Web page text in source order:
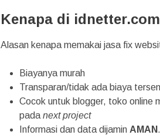
Kenapa di
Alasan kenapa memakai jasa fix
Biayanya murah
Transparan/tidak ada biaya
Cocok untuk blogger, toko online
pada next project
Informasi dan data dijamin AMAN